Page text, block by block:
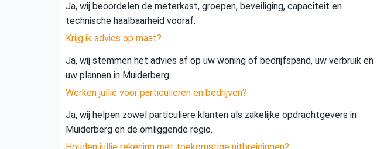
Ja, wij beoordelen de meterkast, groepen, beveiliging, capaciteit en
technische haalbaarheid vooraf.
Krijg ik advies op maat?
Ja, wij stemmen het advies af op uw woning of bedrijfspand, uw verbruik en
uw plannen in Muiderberg.
Werken jullie voor particulieren en bedrijven?
Ja, wij helpen zowel particuliere klanten als zakelijke opdrachtgevers in
Muiderberg en de omliggende regio.